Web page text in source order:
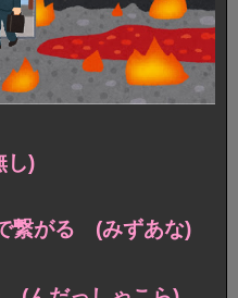
し)
繋がる (みずあな)